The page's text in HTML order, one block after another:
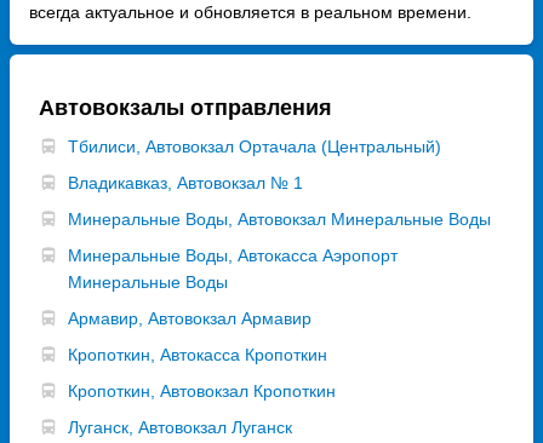
всегда актуальное и обновляется в реальном времени.
Автовокзалы отправления
Тбилиси, Автовокзал Ортачала (Центральный)
Владикавказ, Автовокзал № 1
Минеральные Воды, Автовокзал Минеральные Воды
Минеральные Воды, Автокасса Аэропорт
Минеральные Воды
Армавир, Автовокзал Армавир
Кропоткин, Автокасса Кропоткин
Кропоткин, Автовокзал Кропоткин
Луганск, Автовокзал Луганск